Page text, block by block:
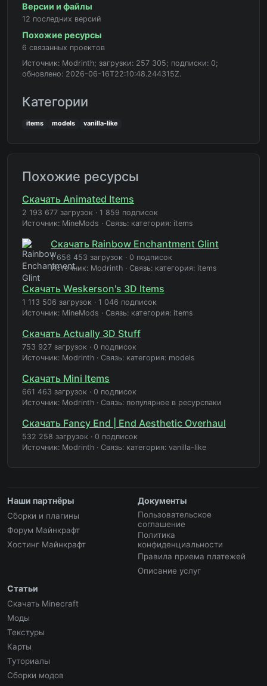
Версии и файлы
12 последних версий
Похожие ресурсы
6 связанных проектов
Источник: Modrinth; загрузки: 257 305; подписки: 0;
обновлено: 2026-06-16T22:10:48.244315Z.
Категории
items models vanilla-like
Похожие ресурсы
Скачать Animated Items
2 193 677 загрузок · 1 859 подписок
Источник: MineMods · Связь: категория: items
Скачать Rainbow Enchantment Glint
1 656 453 загрузок · 0 подписок
Источник: Modrinth · Связь: категория: items
Скачать Weskerson's 3D Items
1 113 506 загрузок · 1 046 подписок
Источник: MineMods · Связь: категория: items
Скачать Actually 3D Stuff
753 927 загрузок · 0 подписок
Источник: Modrinth · Связь: категория: models
Скачать Mini Items
661 463 загрузок · 0 подписок
Источник: Modrinth · Связь: популярное в ресурспаки
Скачать Fancy End | End Aesthetic Overhaul
532 258 загрузок · 0 подписок
Источник: Modrinth · Связь: категория: vanilla-like
Наши партнёры
Сборки и плагины
Форум Майнкрафт
Хостинг Майнкрафт
Документы
Пользовательское
соглашение
Политика
конфиденциальности
Правила приема платежей
Описание услуг
Статьи
Скачать Minecraft
Моды
Текстуры
Карты
Туториалы
Сборки модов